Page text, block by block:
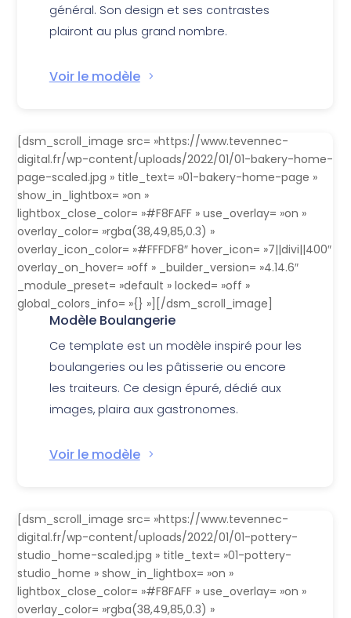
général. Son design et ses contrastes
plairont au plus grand nombre.
Voir le modèle
[dsm_scroll_image src= »https://www.tevennec-
digital.fr/wp-content/uploads/2022/01/01-bakery-home-
page-scaled.jpg » title_text= »01-bakery-home-page »
show_in_lightbox= »on »
lightbox_close_color= »#F8FAFF » use_overlay= »on »
overlay_color= »rgba(38,49,85,0.3) »
overlay_icon_color= »#FFFDF8″ hover_icon= »7||divi||400″
overlay_on_hover= »off » _builder_version= »4.14.6″
_module_preset= »default » locked= »off »
global_colors_info= »{} »][/dsm_scroll_image]
Modèle Boulangerie
Ce template est un modèle inspiré pour les
boulangeries ou les pâtisserie ou encore
les traiteurs. Ce design épuré, dédié aux
images, plaira aux gastronomes.
Voir le modèle
[dsm_scroll_image src= »https://www.tevennec-
digital.fr/wp-content/uploads/2022/01/01-pottery-
studio_home-scaled.jpg » title_text= »01-pottery-
studio_home » show_in_lightbox= »on »
lightbox_close_color= »#F8FAFF » use_overlay= »on »
overlay_color= »rgba(38,49,85,0.3) »